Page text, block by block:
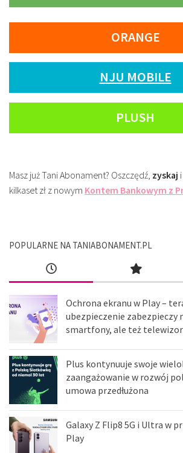
ORANGE
NJU MOBILE
PLUSH
Masz już Tani Abonament? Oszczędź, zyskaj
kilkaset zł z nowym Kontem Bankowym z
POPULARNE NA TANIABONAMENT.PL
Ochrona ekranu w Play –
ubezpieczenie zabezpieczy
smartfony, ale też
Plus kontynuuje swoje
zaangażowanie w rozwój
umowa przedłużona
Galaxy Z Flip8 5G i Ultra w
Play